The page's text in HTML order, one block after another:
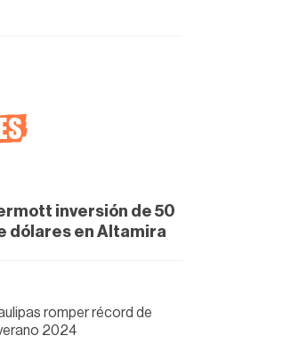
inversión de 50
dólares en Altamira
romper récord de
2024